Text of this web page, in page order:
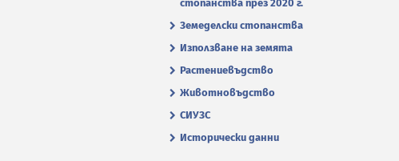
стопанства през 2020 г.
Земеделски стопанства
Използване на земята
Растениевъдство
Животновъдство
СИУЗС
Исторически данни